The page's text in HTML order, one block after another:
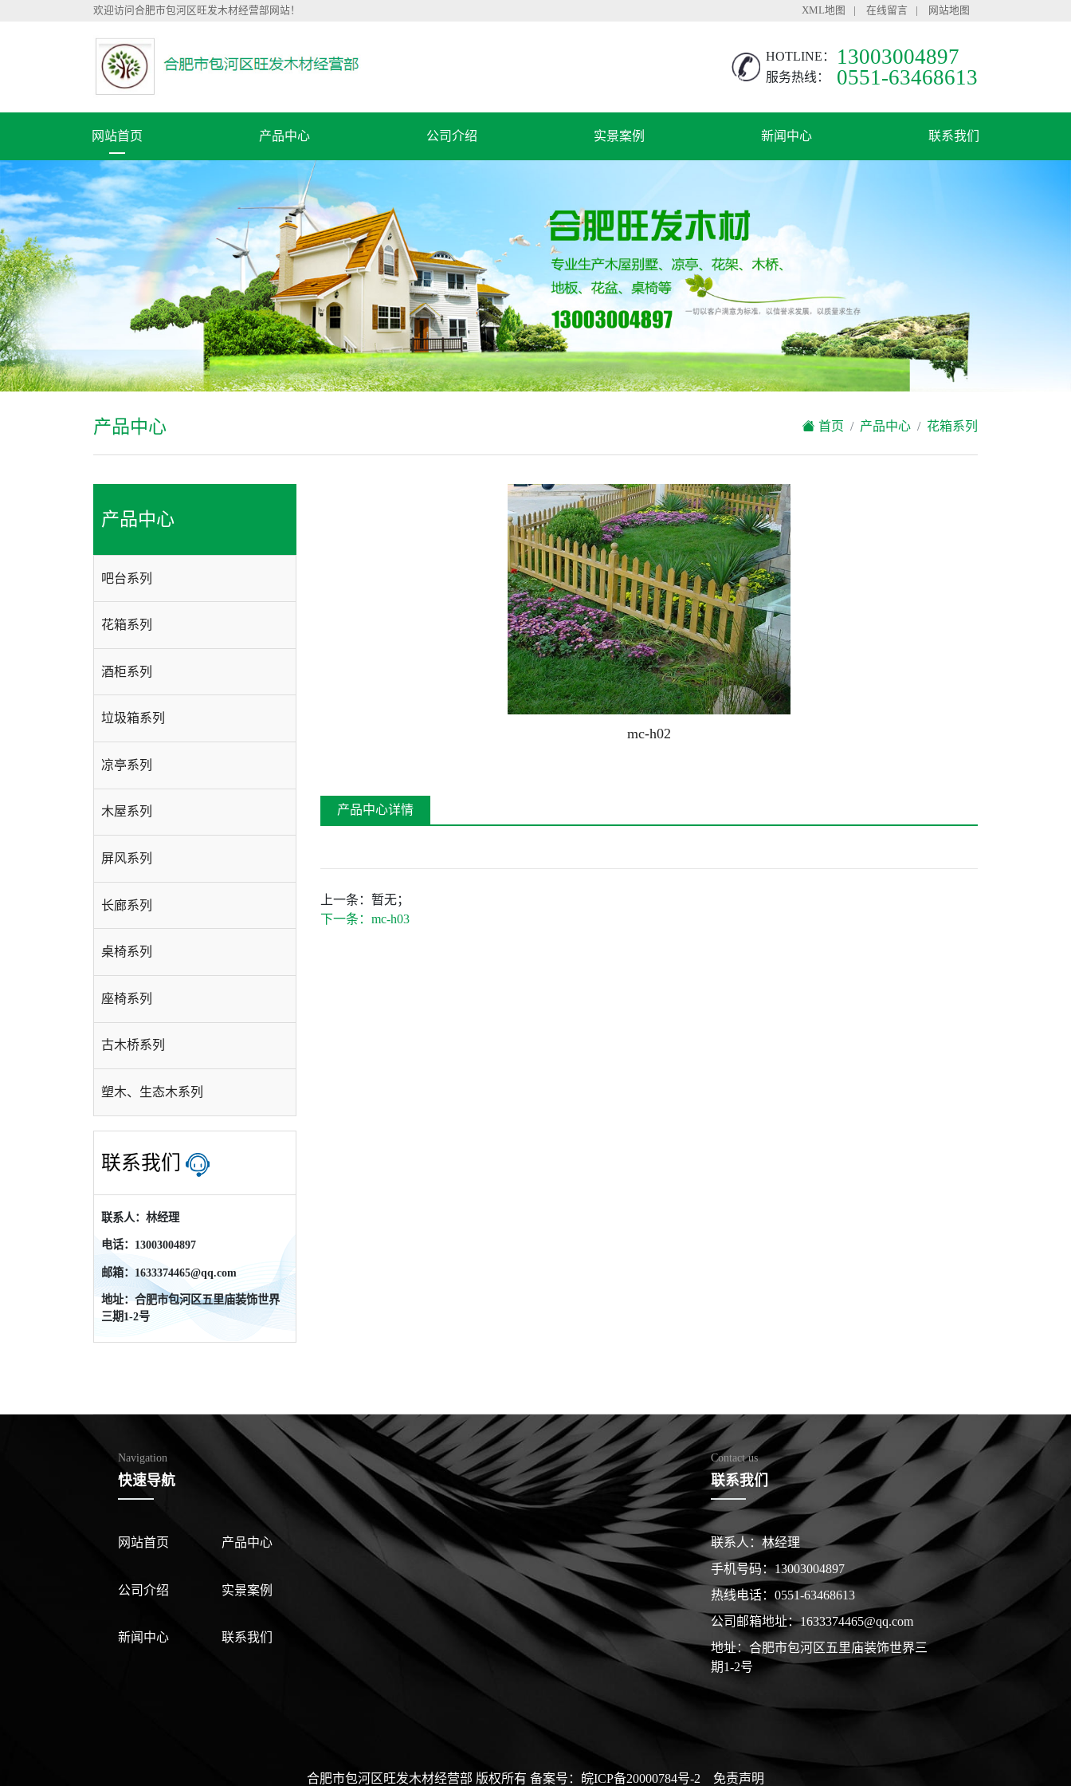
欢迎访问合肥市包河区旺发木材经营部网站！ XML地图 在线留言 网站地图
HOTLINE： 13003004897
服务热线： 0551-63468613
网站首页 产品中心 公司介绍 实景案例 新闻中心 联系我们
产品中心 首页 产品中心 花箱系列
产品中心
吧台系列
花箱系列
酒柜系列
垃圾箱系列
凉亭系列
木屋系列
屏风系列
长廊系列
桌椅系列
座椅系列
古木桥系列
塑木、生态木系列
联系我们
联系人：林经理
电话：13003004897
邮箱：1633374465@qq.com
地址：合肥市包河区五里庙装饰世界
三期1-2号
mc-h02
产品中心详情
上一条： 暂无；
下一条： mc-h03
Navigation
快速导航
网站首页 产品中心
公司介绍 实景案例
新闻中心 联系我们
Contact us
联系我们
联系人：林经理
手机号码：13003004897
热线电话：0551-63468613
公司邮箱地址：1633374465@qq.com
地址：合肥市包河区五里庙装饰世界三
期1-2号
合肥市包河区旺发木材经营部 版权所有 备案号：皖ICP备20000784号-2 免责声明